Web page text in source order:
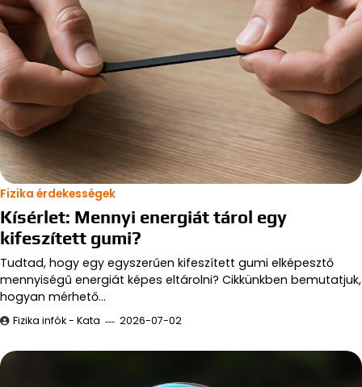
Fizika érdekességek
Kísérlet: Mennyi energiát tárol egy
kifeszített gumi?
Tudtad, hogy egy egyszerűen kifeszített gumi elképesztő
mennyiségű energiát képes eltárolni? Cikkünkben bemutatjuk,
hogyan mérhető…
Fizika infók - Kata 2026-07-02